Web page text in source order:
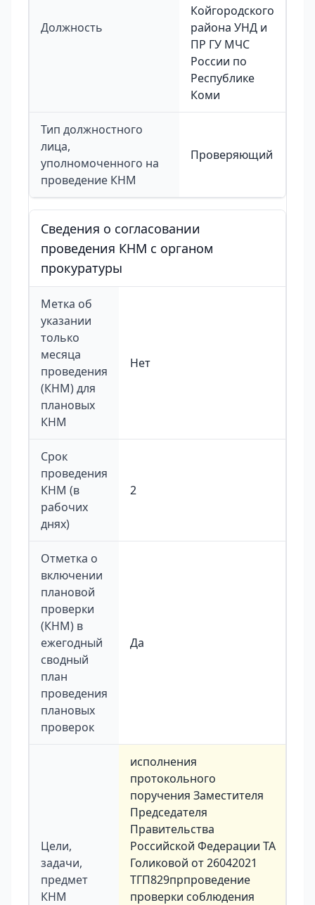
Должность
Койгородского
района УНД и
ПР ГУ МЧС
России по
Республике
Коми
Тип должностного
лица,
уполномоченного на
проведение КНМ
Проверяющий
Сведения о согласовании
проведения КНМ с органом
прокуратуры
Метка об
указании
только
месяца
проведения
(КНМ) для
плановых
КНМ
Нет
Срок
проведения
КНМ (в
рабочих
днях)
2
Отметка о
включении
плановой
проверки
(КНМ) в
ежегодный
сводный
план
проведения
плановых
проверок
Да
Цели,
задачи,
предмет
КНМ
исполнения
протокольного
поручения Заместителя
Председателя
Правительства
Российской Федерации ТА
Голиковой от 26042021
ТГП829прпроведение
проверки соблюдения